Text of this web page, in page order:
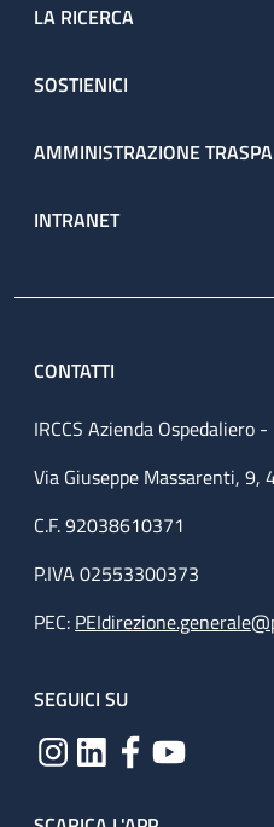
LA RICERCA
SOSTIENICI
AMMINISTRAZIONE
INTRANET
CONTATTI
IRCCS Azienda Ospedaliero
Via Giuseppe Massarenti, 9,
C.F. 92038610371
P.IVA 02553300373
PEC:
SEGUICI SU